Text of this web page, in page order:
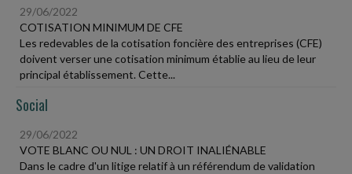
29/06/2022
COTISATION MINIMUM DE CFE
Les redevables de la cotisation foncière des entreprises (CFE)
doivent verser une cotisation minimum établie au lieu de leur
principal établissement. Cette...
Social
29/06/2022
VOTE BLANC OU NUL : UN DROIT INALIÉNABLE
Dans le cadre d'un litige relatif à un référendum de validation